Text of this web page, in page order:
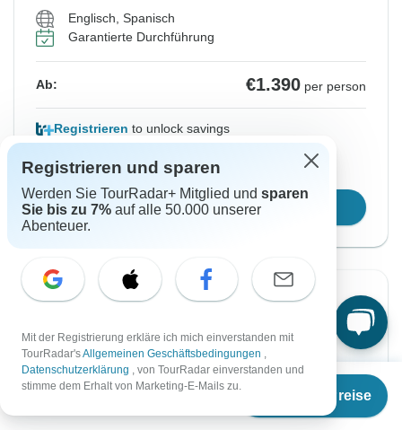
Termine & Preise
Englisch, Spanisch
Garantierte Durchführung
Ab: €1.390 per person
Registrieren to unlock savings
Preis basierend auf privatem Doppelzimmer
Reisetermin wählen
Sofortige Bestätigung
Von Montag
14 Sep, 2026
Bis Samstag
19 Sep, 2026
Registrieren und sparen
Werden Sie TourRadar+ Mitglied und sparen
Sie bis zu 7% auf alle 50.000 unserer
Abenteuer.
Mit der Registrierung erkläre ich mich einverstanden mit
TourRadar'sAllgemeinen Geschäftsbedingungen ,
Datenschutzerklärung , von TourRadar einverstanden und
stimme dem Erhalt von Marketing-E-Mails zu.